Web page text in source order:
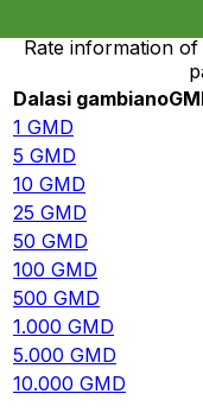
Rate information
Dalasi gambiano
1 GMD
5 GMD
10 GMD
25 GMD
50 GMD
100 GMD
500 GMD
1.000 GMD
5.000 GMD
10.000 GMD